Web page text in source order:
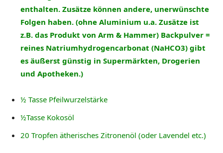
enthalten. Zusätze können andere, unerwünschte
Folgen haben. (ohne Aluminium u.a. Zusätze ist
z.B. das Produkt von Arm & Hammer) Backpulver =
reines Natriumhydrogencarbonat (NaHCO3) gibt
es äußerst günstig in Supermärkten, Drogerien
und Apotheken.)
½ Tasse Pfeilwurzelstärke
½Tasse Kokosöl
20 Tropfen ätherisches Zitronenöl (oder Lavendel etc.)